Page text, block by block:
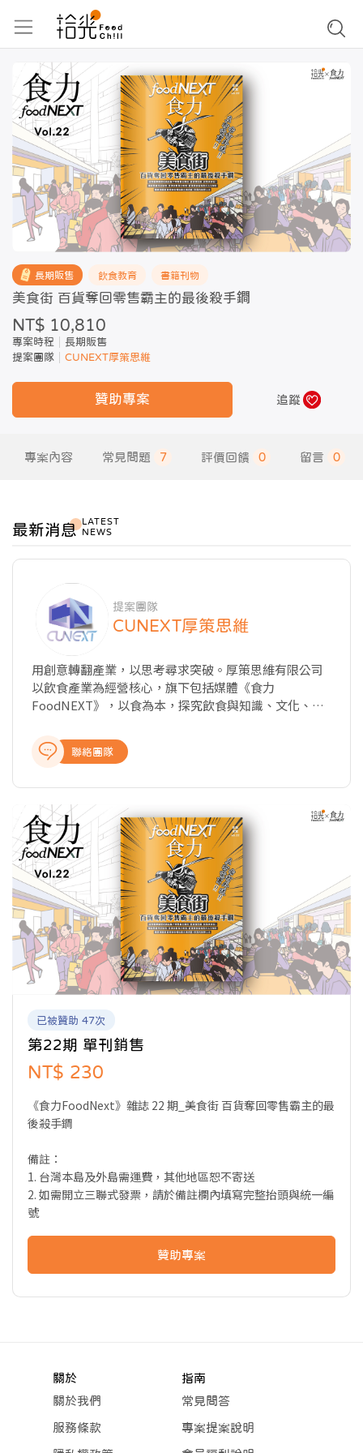
追蹤
長期販售 飲食教育 書籍刊物
美食街 百貨奪回零售霸主的最後殺手鐧
NT$ 10,810
專案時程
長期販售
提案團隊
CUNEXT厚策思維
贊助專案
專案內容 常見問題 7 評價回饋 0 留言 0
最新消息LATEST
NEWS
提案團隊
CUNEXT厚策思維
用創意轉翻產業，以思考尋求突破。厚策思維有限公司
以飲食產業為經營核心，旗下包括媒體《食力
FoodNEXT》，以食為本，探究飲食與知識、文化、商
態、飲食美學與文化、科學客觀的知識剖析、深入的報
導與專題製作，提供讀者完整全面的產業報導，讓關注
聯絡團隊
已被贊助 47次
第22期 單刊銷售
NT$ 230
《食力FoodNext》雜誌 22 期_美食街 百貨奪回零售霸主的最
後殺手鐧
備註：
1. 台灣本島及外島需運費，其他地區恕不寄送
2. 如需開立三聯式發票，請於備註欄內填寫完整抬頭與統一編
號
贊助專案
關於
關於我們
服務條款
指南
常見問答
專案提案說明